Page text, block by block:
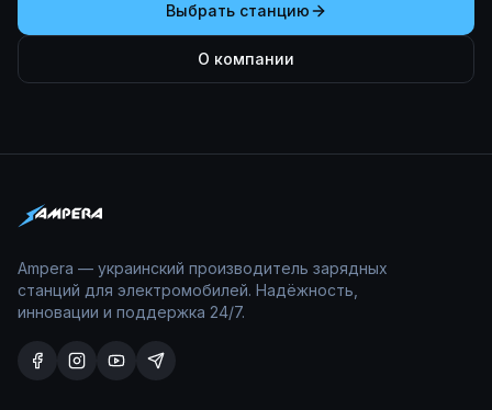
Выбрать станцию
О компании
Ampera — украинский производитель зарядных
станций для электромобилей. Надёжность,
инновации и поддержка 24/7.